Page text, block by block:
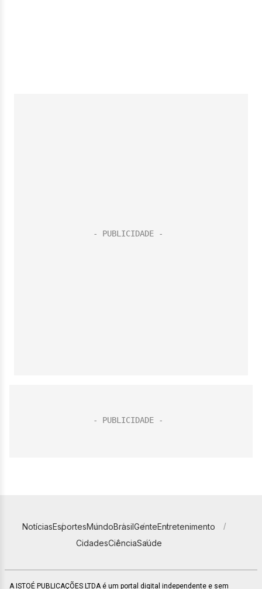
NotíciasEsportesMundoBrasilGenteEntretenimento
CidadesCiênciaSaúde
A ISTOÉ PUBLICAÇÕES LTDA é um portal digital independente e sem